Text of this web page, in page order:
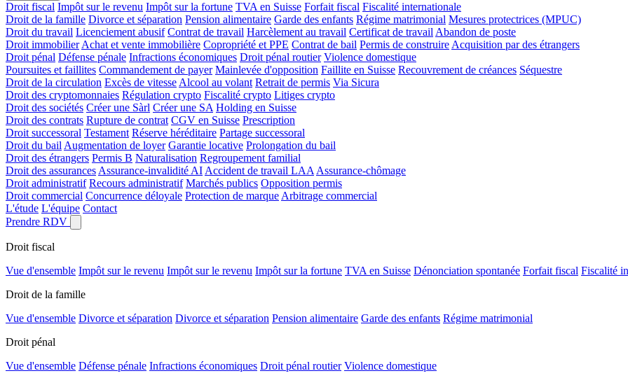
Droit fiscal Impôt sur le revenu Impôt sur la fortune TVA en Suisse Forfait fiscal Fiscalité internationale
Droit de la famille Divorce et séparation Pension alimentaire Garde des enfants Régime matrimonial Mesures protectrices (MPUC)
Droit du travail Licenciement abusif Contrat de travail Harcèlement au travail Certificat de travail Abandon de poste
Droit immobilier Achat et vente immobilière Copropriété et PPE Contrat de bail Permis de construire Acquisition par des étrangers
Droit pénal Défense pénale Infractions économiques Droit pénal routier Violence domestique
Poursuites et faillites Commandement de payer Mainlevée d'opposition Faillite en Suisse Recouvrement de créances Séquestre
Droit de la circulation Excès de vitesse Alcool au volant Retrait de permis Via Sicura
Droit des cryptomonnaies Régulation crypto Fiscalité crypto Litiges crypto
Droit des sociétés Créer une Sàrl Créer une SA Holding en Suisse
Droit des contrats Rupture de contrat CGV en Suisse Prescription
Droit successoral Testament Réserve héréditaire Partage successoral
Droit du bail Augmentation de loyer Garantie locative Prolongation du bail
Droit des étrangers Permis B Naturalisation Regroupement familial
Droit des assurances Assurance-invalidité AI Accident de travail LAA Assurance-chômage
Droit administratif Recours administratif Marchés publics Opposition permis
Droit commercial Concurrence déloyale Protection de marque Arbitrage commercial
L'étude L'équipe Contact
Prendre RDV
Droit fiscal
Vue d'ensemble Impôt sur le revenu Impôt sur le revenu Impôt sur la fortune TVA en Suisse Dénonciation spontanée Forfait fiscal Fiscalité
Droit de la famille
Vue d'ensemble Divorce et séparation Divorce et séparation Pension alimentaire Garde des enfants Régime matrimonial
Droit pénal
Vue d'ensemble Défense pénale Infractions économiques Droit pénal routier Violence domestique